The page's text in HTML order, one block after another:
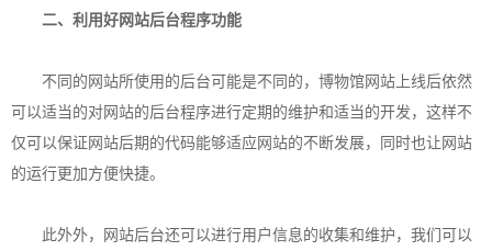
二、利用好网站后台程序功能
不同的网站所使用的后台可能是不同的，博物馆网站上线后依然
可以适当的对网站的后台程序进行定期的维护和适当的开发，这样不
仅可以保证网站后期的代码能够适应网站的不断发展，同时也让网站
的运行更加方便快捷。
此外外，网站后台还可以进行用户信息的收集和维护，我们可以